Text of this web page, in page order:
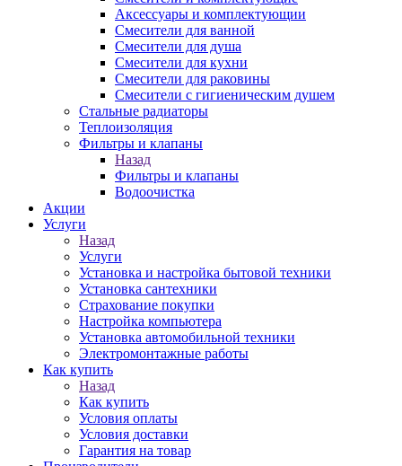
Аксессуары и комплектующии
Смесители для ванной
Смесители для душа
Смесители для кухни
Смесители для раковины
Смесители с гигиеническим душем
Стальные радиаторы
Теплоизоляция
Фильтры и клапаны
Назад
Фильтры и клапаны
Водоочистка
Акции
Услуги
Назад
Услуги
Установка и настройка бытовой техники
Установка сантехники
Страхование покупки
Настройка компьютера
Установка автомобильной техники
Электромонтажные работы
Как купить
Назад
Как купить
Условия оплаты
Условия доставки
Гарантия на товар